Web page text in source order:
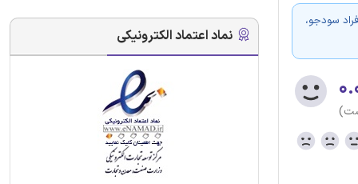
سودجو،
نماد اعتماد الکترونیکی